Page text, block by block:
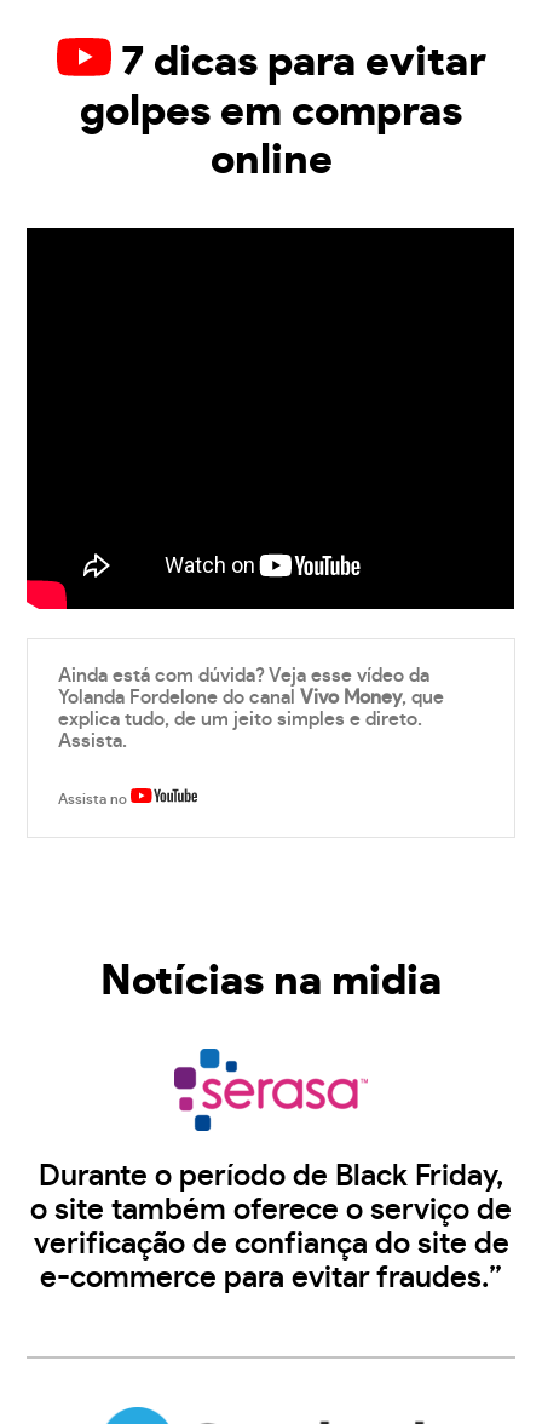
7 dicas para evitar
golpes em compras
online
Ainda está com dúvida? Veja esse vídeo da
Yolanda Fordelone do canalVivo Money, que
explica tudo, de um jeito simples e direto.
Assista.
Assista no
Notícias na midia
Durante o período de Black Friday,
o site também oferece o serviço de
verificação de confiança do site de
e-commerce para evitar fraudes.”